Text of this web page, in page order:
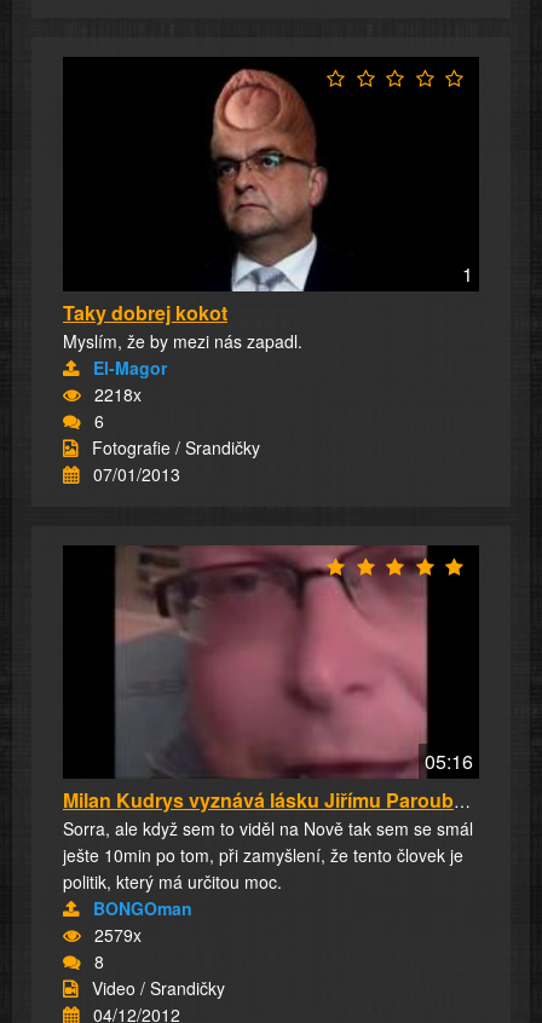
1
Taky dobrej kokot
Myslím, že by mezi nás zapadl.
El-Magor
2218x
6
Fotografie / Srandičky
07/01/2013
05:16
Milan Kudrys vyznává lásku Jiřímu Paroubkovi
Sorra, ale když sem to viděl na Nově tak sem se smál
ješte 10min po tom, při zamyšlení, že tento človek je
politik, který má určitou moc.
BONGOman
2579x
8
Video / Srandičky
04/12/2012